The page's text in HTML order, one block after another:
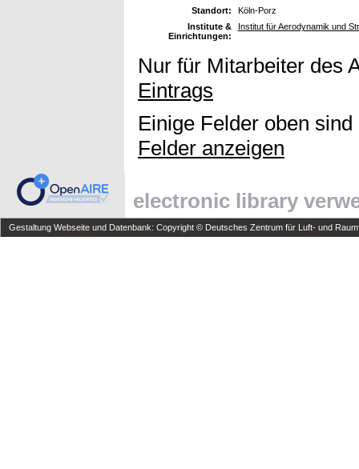
Standort:
Köln-Porz
Institute &
Einrichtungen:
Institut für Aerodynamik und
Nur für Mitarbeiter des
Eintrags
Einige Felder oben
Felder anzeigen
electronic library
Gestaltung Webseite und Datenbank: Copyright © Deutsches Zentrum für Luft- und